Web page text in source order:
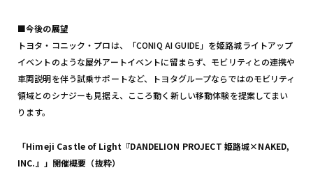
■今後の展望
トヨタ・コニック・プロは、「CONIQ AI GUIDE」を姫路城ライトアップ
イベントのような屋外アートイベントに留まらず、モビリティとの連携や
車両説明を伴う試乗サポートなど、トヨタグループならではのモビリティ
領域とのシナジーも見据え、こころ動く新しい移動体験を提案してまい
ります。
「Himeji Castle of Light『DANDELION PROJECT 姫路城×NAKED,
INC.』」開催概要（抜粋）